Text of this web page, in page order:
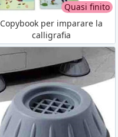
Quasi finito
Copybook per imparare la
calligrafia